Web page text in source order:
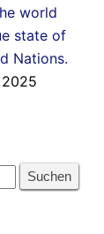
world
state of
Nations.